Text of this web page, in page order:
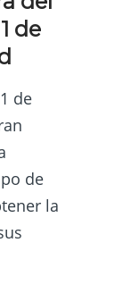
de
de
de
la